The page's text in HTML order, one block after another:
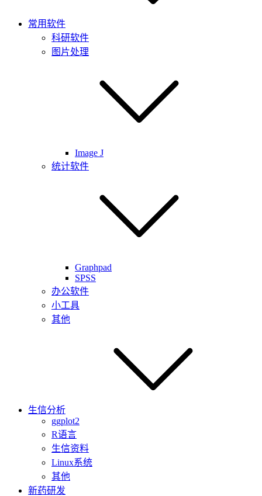
常用软件
科研软件
图片处理
Image J
统计软件
Graphpad
SPSS
办公软件
小工具
其他
生信分析
ggplot2
R语言
生信资料
Linux系统
其他
新药研发